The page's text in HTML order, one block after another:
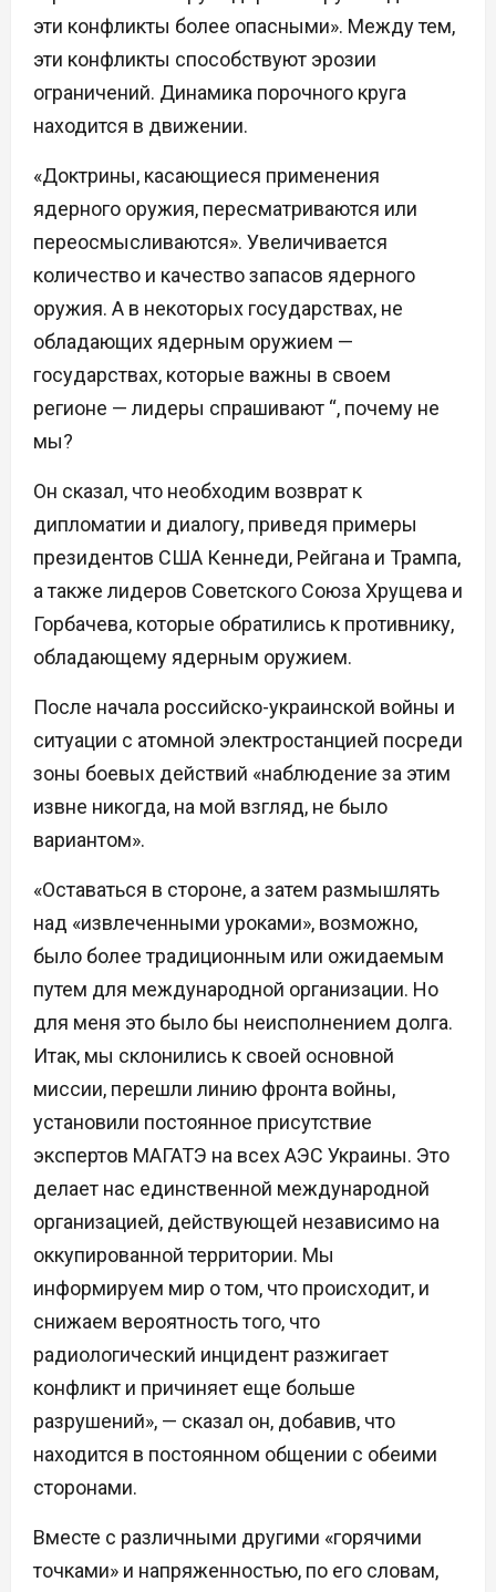
эти конфликты более опасными». Между тем,
эти конфликты способствуют эрозии
ограничений. Динамика порочного круга
находится в движении.
«Доктрины, касающиеся применения
ядерного оружия, пересматриваются или
переосмысливаются». Увеличивается
количество и качество запасов ядерного
оружия. А в некоторых государствах, не
обладающих ядерным оружием —
государствах, которые важны в своем
регионе — лидеры спрашивают “, почему не
мы?
Он сказал, что необходим возврат к
дипломатии и диалогу, приведя примеры
президентов США Кеннеди, Рейгана и Трампа,
а также лидеров Советского Союза Хрущева и
Горбачева, которые обратились к противнику,
обладающему ядерным оружием.
После начала российско-украинской войны и
ситуации с атомной электростанцией посреди
зоны боевых действий «наблюдение за этим
извне никогда, на мой взгляд, не было
вариантом».
«Оставаться в стороне, а затем размышлять
над «извлеченными уроками», возможно,
было более традиционным или ожидаемым
путем для международной организации. Но
для меня это было бы неисполнением долга.
Итак, мы склонились к своей основной
миссии, перешли линию фронта войны,
установили постоянное присутствие
экспертов МАГАТЭ на всех АЭС Украины. Это
делает нас единственной международной
организацией, действующей независимо на
оккупированной территории. Мы
информируем мир о том, что происходит, и
снижаем вероятность того, что
радиологический инцидент разжигает
конфликт и причиняет еще больше
разрушений», — сказал он, добавив, что
находится в постоянном общении с обеими
сторонами.
Вместе с различными другими «горячими
точками» и напряженностью, по его словам,